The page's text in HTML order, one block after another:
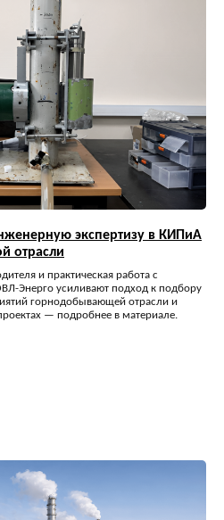
экспертизу в КИПиА
отрасли
и практическая работа с
Энерго усиливают подход к подбору
горнодобывающей отрасли и
— подробнее в материале.